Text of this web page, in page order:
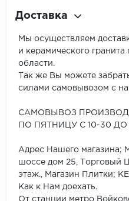
Доставка
Мы осуществляем
и керамического
области.
Так же Вы можете
силами самовывозом с
САМОВЫВОЗ
ПО ПЯТНИЦУ С 10-30
Адрес Нашего магазина;
шоссе дом 25, Торговый
этаж., Магазин Плитки;
Как к Нам доехать.
От станции метро